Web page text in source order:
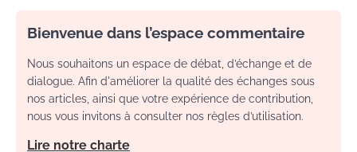
Bienvenue dans l’espace commentaire
Nous souhaitons un espace de débat, d’échange et de
dialogue. Afin d'améliorer la qualité des échanges sous
nos articles, ainsi que votre expérience de contribution,
nous vous invitons à consulter nos règles d’utilisation.
Lire notre charte